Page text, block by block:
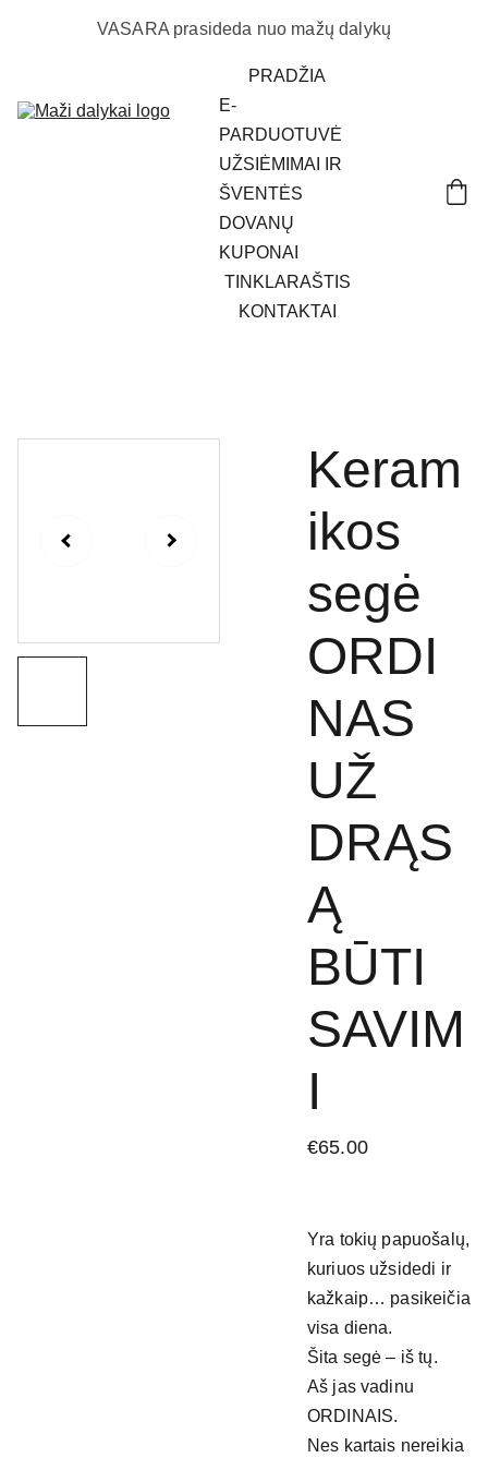
VASARA prasideda nuo mažų dalykų
PRADŽIA
E-
PARDUOTUVĖ
UŽSIĖMIMAI IR
ŠVENTĖS
DOVANŲ
KUPONAI
TINKLARAŠTIS
KONTAKTAI
Keram
ikos
segė
ORDI
NAS
UŽ
DRĄS
Ą
BŪTI
SAVIM
I
€65.00
Yra tokių papuošalų,
kuriuos užsidedi ir
kažkaip… pasikeičia
visa diena.
Šita segė – iš tų.
Aš jas vadinu
ORDINAIS.
Nes kartais nereikia